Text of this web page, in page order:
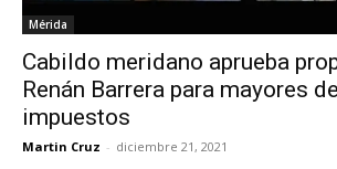
Mérida
Cabildo meridano aprueba
Renán Barrera para mayores
impuestos
Martin Cruz - diciembre 21, 2021